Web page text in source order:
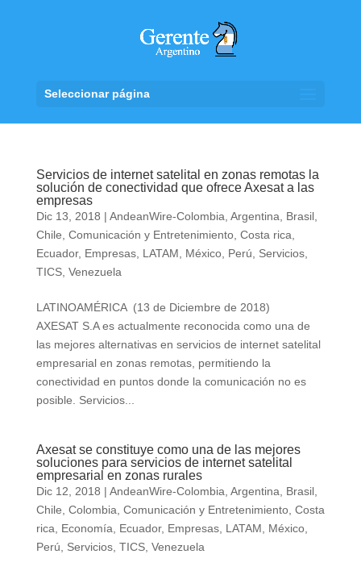
Seleccionar página
Servicios de internet satelital en zonas remotas la
solución de conectividad que ofrece Axesat a las
empresas
Dic 13, 2018 | AndeanWire-Colombia Argentina Brasil,
Chile Comunicación y Entretenimiento, Costa rica
Ecuador, Empresas, LATAM México, Perú Servicios,
TICS, Venezuela
LATINOAMÉRICA (13 de Diciembre de 2018)
AXESAT S.A es actualmente reconocida como una de
las mejores alternativas en servicios de internet satelital
empresarial en zonas remotas, permitiendo la
conectividad en puntos donde la comunicación no es
posible. Servicios...
Axesat se constituye como una de las mejores
soluciones para servicios de internet satelital
empresarial en zonas rurales
Dic 12, 2018 | AndeanWire-Colombia Argentina Brasil,
Chile Colombia Comunicación y Entretenimiento, Costa
rica
Economía Ecuador, Empresas, LATAM México,
Perú
Servicios, TICS, Venezuela